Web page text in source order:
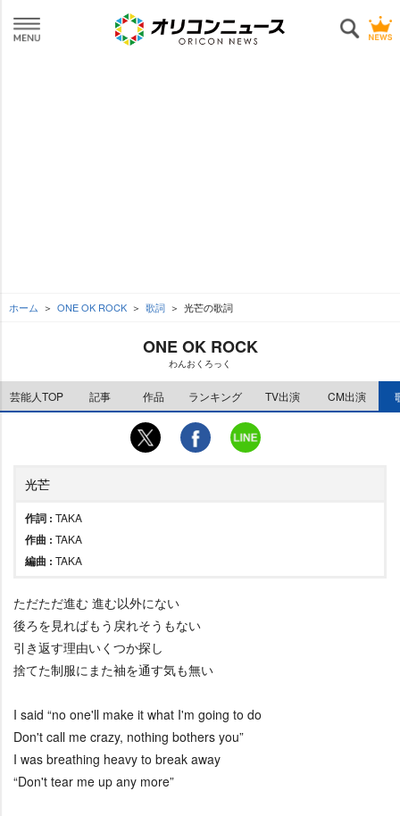
ホーム ONE OK ROCK 歌詞 光芒の歌詞
ONE OK ROCK
わんおくろっく
芸能人TOP 記事 作品 ランキング TV出演 CM出演
光芒
作詞 : TAKA
作曲 : TAKA
編曲 : TAKA
ただただ進む 進む以外にない
後ろを見ればもう戻れそうもない
引き返す理由いくつか探し
捨てた制服にまた袖を通す気も無い
I said “no one'll make it what I'm going to do
Don't call me crazy, nothing bothers you”
I was breathing heavy to break away
“Don't tear me up any more”